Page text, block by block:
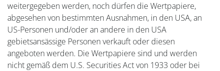
weitergegeben werden, noch dürfen die Wertpapiere,
abgesehen von bestimmten Ausnahmen, in den USA, an
US-Personen und/oder an andere in den USA
gebietsansässige Personen verkauft oder diesen
angeboten werden. Die Wertpapiere sind und werden
nicht gemäß dem U.S. Securities Act von 1933 oder bei